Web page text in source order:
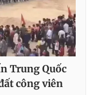
Trung Quốc
công viên